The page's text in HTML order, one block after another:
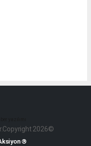
2026©
®